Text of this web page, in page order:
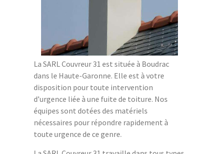
La SARL Couvreur 31 est située à Boudrac
dans le Haute-Garonne. Elle est à votre
disposition pour toute intervention
d’urgence liée à une fuite de toiture. Nos
équipes sont dotées des matériels
nécessaires pour répondre rapidement à
toute urgence de ce genre.